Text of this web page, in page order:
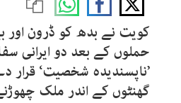
کویت نے بدھ کو ڈرون اور
حملوں کے بعد دو ایرانی
گھنٹوں کے اندر ملک